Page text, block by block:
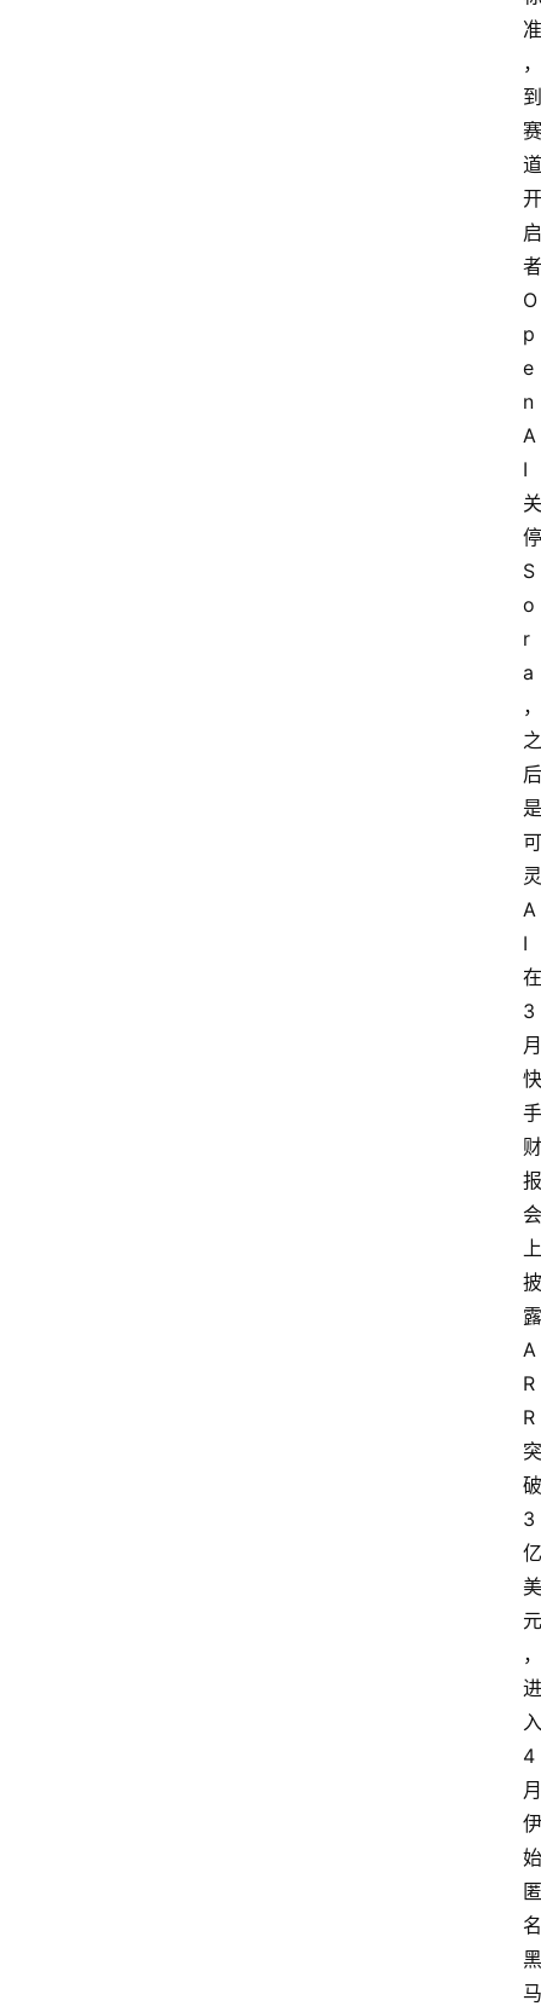
准
，
到
赛
道
开
启
者
O
p
e
n
A
I
关
停
S
o
r
a
，
之
后
是
可
灵
A
I
在
3
月
快
手
财
报
会
上
披
露
A
R
R
突
破
3
亿
美
元
，
进
入
4
月
伊
始
匿
名
黑
马